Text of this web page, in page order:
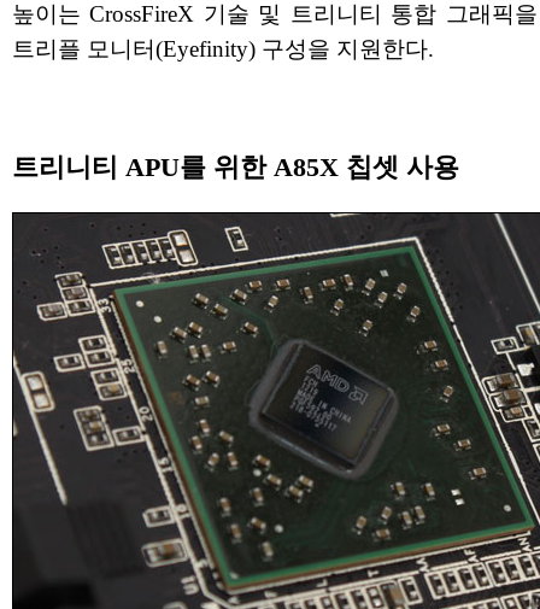
높이는 CrossFireX 기술 및 트리니티 통합 그래픽
트리플 모니터(Eyefinity) 구성을 지원한다.
트리니티 APU를 위한 A85X 칩셋 사용